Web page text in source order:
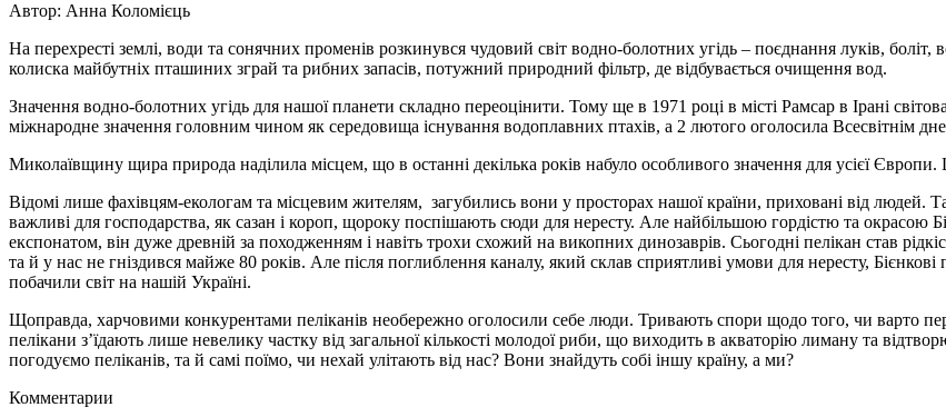
Автор: Анна Коломієць
На перехресті землі, води та сонячних променів розкинувся чудовий світ водно-болотних угідь – поєднання луків,
колиска майбутніх пташиних зграй та рибних запасів, потужний природний фільтр, де відбувається очищення вод.
Значення водно-болотних угідь для нашої планети складно переоцінити. Тому ще в 1971 році в місті Рамсар в Ірані
міжнародне значення головним чином як середовища існування водоплавних птахів, а 2 лютого оголосила Всесвітнім
Миколаївщину щира природа наділила місцем, що в останні декілька років набуло особливого значення для усієї Європи.
Відомі лише фахівцям-екологам та місцевим жителям, загубились вони у просторах нашої країни, приховані від людей.
важливі для господарства, як сазан і короп, щороку поспішають сюди для нересту. Але найбільшою гордістю та окрасою
експонатом, він дуже древній за походженням і навіть трохи схожий на викопних динозаврів. Сьогодні пелікан став
та й у нас не гніздився майже 80 років. Але після поглиблення каналу, який склав сприятливі умови для нересту, Бієнкові
побачили світ на нашій Україні.
Щоправда, харчовими конкурентами пеліканів необережно оголосили себе люди. Тривають спори щодо того, чи варто
пелікани з’їдають лише невелику частку від загальної кількості молодої риби, що виходить в акваторію лиману та
погодуємо пеліканів, та й самі поїмо, чи нехай улітають від нас? Вони знайдуть собі іншу країну, а ми?
Комментарии